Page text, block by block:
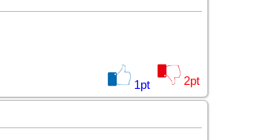
1pt 2pt